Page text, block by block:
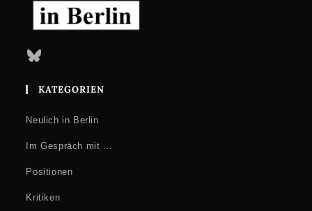
Bluesky
KATEGORIEN
Neulich in Berlin
Im Gespräch mit …
Positionen
Kritiken